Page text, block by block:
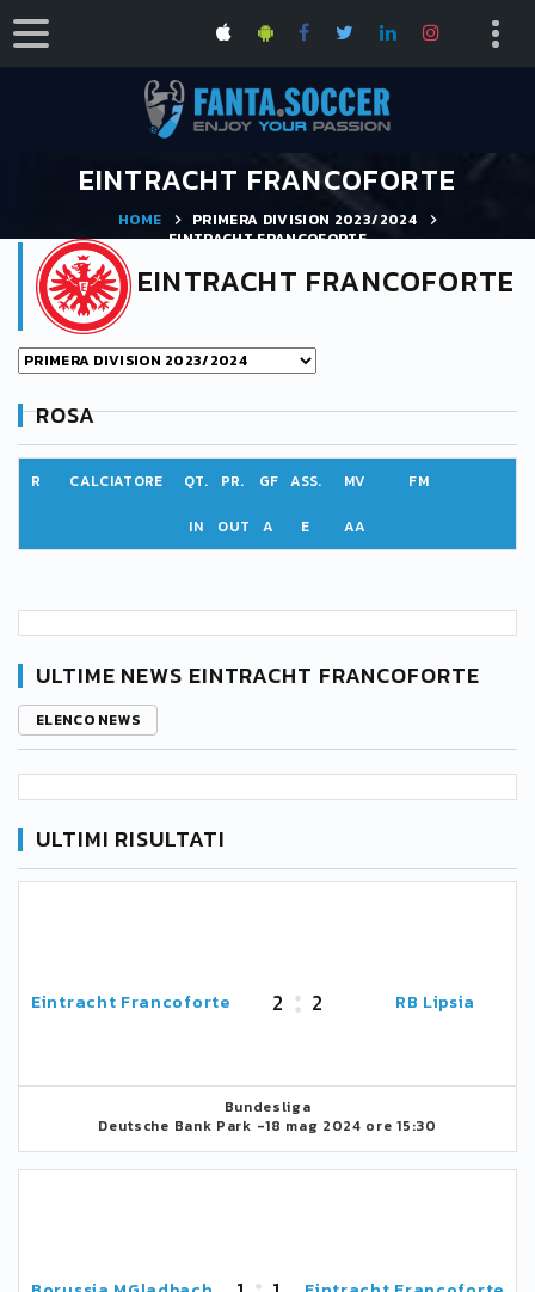
EINTRACHT FRANCOFORTE
HOME
PRIMERA DIVISION 2023/2024
EINTRACHT FRANCOFORTE
EINTRACHT FRANCOFORTE
ROSA
R CALCIATORE QT. PR. GF ASS. MV FM
IN OUT A E AA
ULTIME NEWS EINTRACHT FRANCOFORTE
ELENCO NEWS
ULTIMI RISULTATI
Eintracht Francoforte 2 2 RB Lipsia
Bundesliga
Deutsche Bank Park -18 mag 2024 ore 15:30